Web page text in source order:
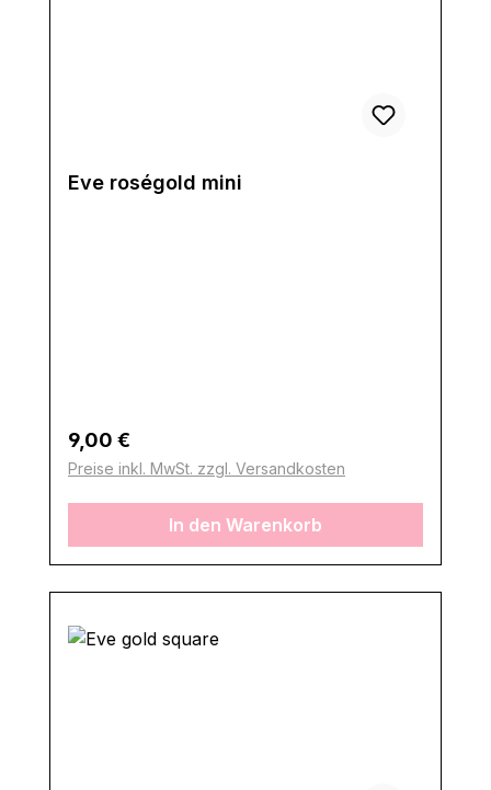
Eve roségold mini
Regulärer Preis:
9,00 €
Preise inkl. MwSt. zzgl. Versandkosten
In den Warenkorb